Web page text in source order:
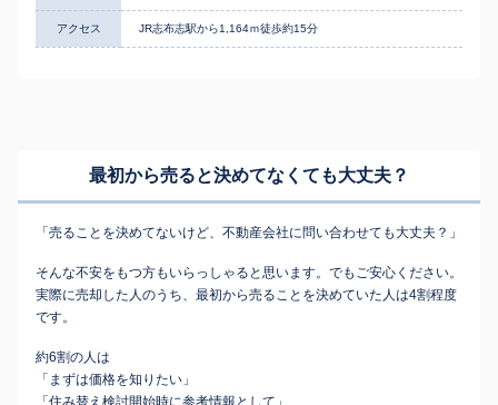
アクセス JR志布志駅から1,164ｍ徒歩約15分
最初から売ると決めてなくても大丈夫？
「売ることを決めてないけど、不動産会社に問い合わせても大丈夫？」
そんな不安をもつ方もいらっしゃると思います。でもご安心ください。
実際に売却した人のうち、最初から売ることを決めていた人は4割程度
です。
約6割の人は
「まずは価格を知りたい」
「住み替え検討開始時に参考情報として」